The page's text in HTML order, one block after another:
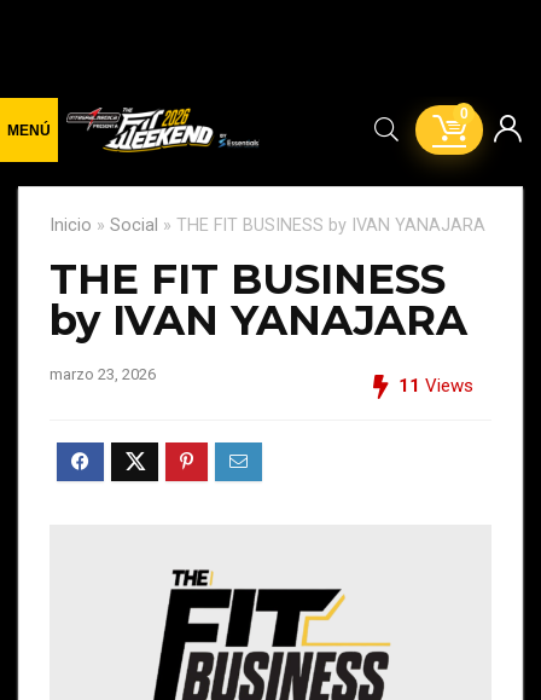
0
Inicio » Social » THE FIT BUSINESS by IVAN YANAJARA
THE FIT BUSINESS
by IVAN YANAJARA
marzo 23, 2026
11 Views